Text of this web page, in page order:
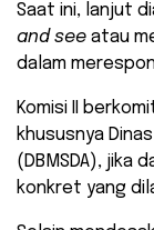
​Saat ini, lanjut
and see atau
dalam
Komisi II
khususnya
(DBMSDA), jika
konkret yang